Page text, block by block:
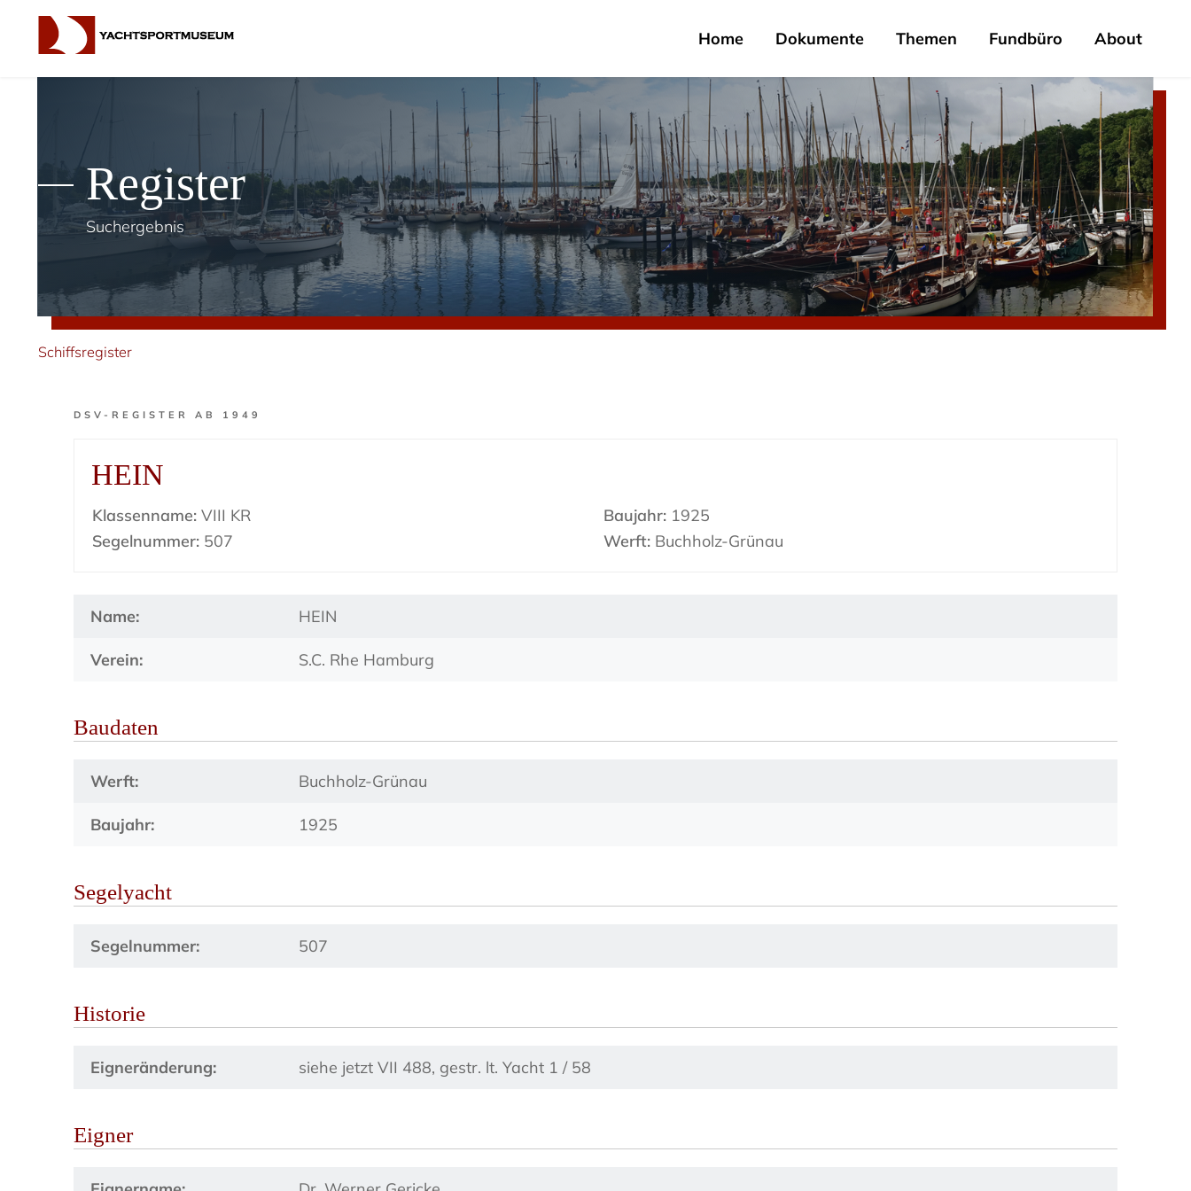
Home Dokumente Themen Fundbüro About
Register
Suchergebnis
Schiffsregister
DSV-REGISTER AB 1949
HEIN
Klassenname: VIII KR Baujahr:1925
Segelnummer: 507 Werft:Buchholz-Grünau
Name: HEIN
Verein: S.C. Rhe Hamburg
Baudaten
Werft: Buchholz-Grünau
Baujahr: 1925
Segelyacht
Segelnummer: 507
Historie
Eigneränderung: siehe jetzt VII 488, gestr. lt. Yacht 1 / 58
Eigner